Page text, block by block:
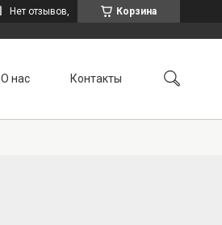
Корзина
Нет отзывов,
О нас Контакты